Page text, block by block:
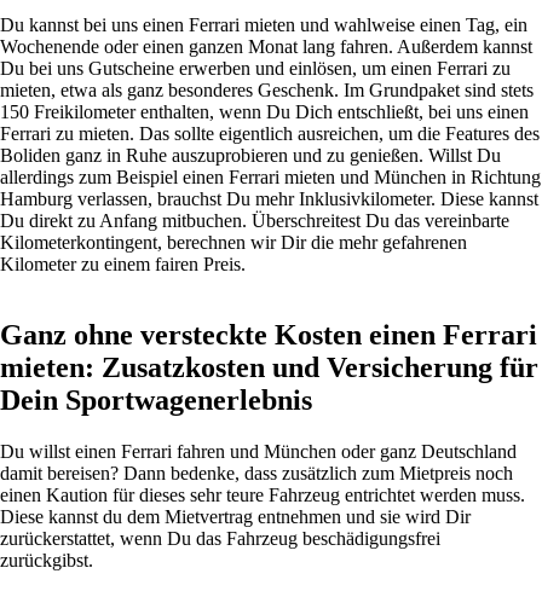
Du kannst bei uns einen Ferrari mieten und wahlweise einen Tag, ein
Wochenende oder einen ganzen Monat lang fahren. Außerdem kannst
Du bei uns Gutscheine erwerben und einlösen, um einen Ferrari zu
mieten, etwa als ganz besonderes Geschenk. Im Grundpaket sind stets
150 Freikilometer enthalten, wenn Du Dich entschließt, bei uns einen
Ferrari zu mieten. Das sollte eigentlich ausreichen, um die Features des
Boliden ganz in Ruhe auszuprobieren und zu genießen. Willst Du
allerdings zum Beispiel einen Ferrari mieten und München in Richtung
Hamburg verlassen, brauchst Du mehrInklusivkilometer. Diese kannst
Du direkt zu Anfang mitbuchen. Überschreitest Du das vereinbarte
Kilometerkontingent, berechnen wir Dir die mehr gefahrenen
Kilometer zu einem fairen Preis.
Ganz ohne versteckte Kosten einen Ferrari
mieten: Zusatzkosten und Versicherung für
Dein Sportwagenerlebnis
Du willst einen Ferrari fahren und München oder ganz Deutschland
damit bereisen? Dann bedenke, dass zusätzlich zum Mietpreis noch
einen Kaution für dieses sehr teure Fahrzeug entrichtet werden muss.
Diese kannst du dem Mietvertrag entnehmen und sie wird Dir
zurückerstattet, wenn Du das Fahrzeug beschädigungsfrei
zurückgibst.